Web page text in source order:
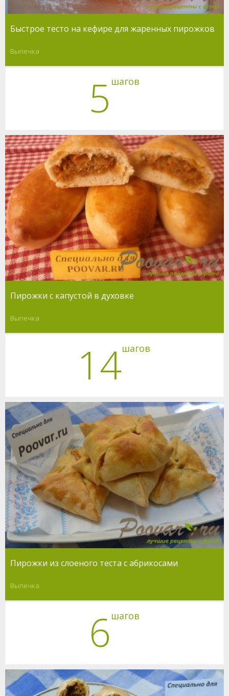
Быстрое тесто на кефире для жаренных пирожков
Выпечка
5 шагов
Пирожки с капустой в духовке
Выпечка
14шагов
Пирожки из слоеного теста с абрикосами
Выпечка
6 шагов